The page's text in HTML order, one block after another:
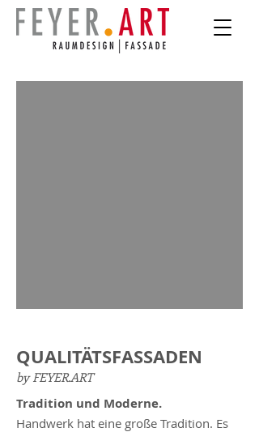
QUALITÄTSFASSADEN
by FEYER.ART
Tradition und Moderne.
Handwerk hat eine große Tradition. Es